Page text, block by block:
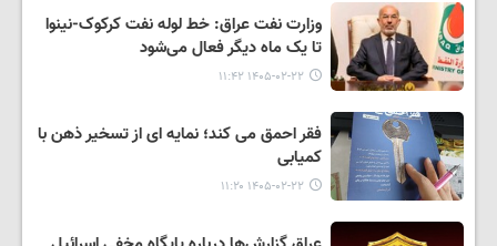
وزارت نفت عراق: خط لوله نفت کرکوک-نینوا
تا یک ماه دیگر فعال می‌شود
۱۴۰۵-۰۲-۲۲ ۱۱:۴۲
فقر احمق می کند؛ نمایه ای از تسخیر ذهن با
کمیابی
۱۴۰۵-۰۲-۲۲ ۱۱:۲۰